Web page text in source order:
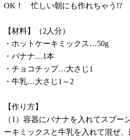
OK！ 忙しい朝にも作れちゃう!?
【材料】（2人分）
・ホットケーキミックス…50g
・バナナ…1本
・チョコチップ…大さじ1
・牛乳…大さじ1～2
【作り方】
（1）容器にバナナを入れてスプー
ーキミックスと牛乳を入れて混ぜ